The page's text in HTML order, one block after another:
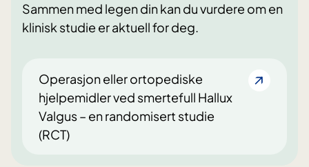
Sammen med legen din kan du vurdere om en
klinisk studie er aktuell for deg.
Operasjon eller ortopediske
hjelpemidler ved smertefull Hallux
Valgus – en randomisert studie
(RCT)